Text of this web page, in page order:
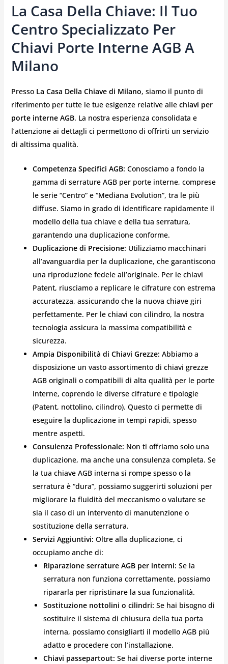
La Casa Della Chiave: Il Tuo
Centro Specializzato Per
Chiavi Porte Interne AGB A
Milano
Presso La Casa Della Chiave di Milano, siamo il punto di
riferimento per tutte le tue esigenze relative alle chiavi per
porte interne AGB. La nostra esperienza consolidata e
l’attenzione ai dettagli ci permettono di offrirti un servizio
di altissima qualità.
Competenza Specifici AGB: Conosciamo a fondo la
gamma di serrature AGB per porte interne, comprese
le serie “Centro” e “Mediana Evolution”, tra le più
diffuse. Siamo in grado di identificare rapidamente il
modello della tua chiave e della tua serratura,
garantendo una duplicazione conforme.
Duplicazione di Precisione: Utilizziamo macchinari
all’avanguardia per la duplicazione, che garantiscono
una riproduzione fedele all’originale. Per le chiavi
Patent, riusciamo a replicare le cifrature con estrema
accuratezza, assicurando che la nuova chiave giri
perfettamente. Per le chiavi con cilindro, la nostra
tecnologia assicura la massima compatibilità e
sicurezza.
Ampia Disponibilità di Chiavi Grezze: Abbiamo a
disposizione un vasto assortimento di chiavi grezze
AGB originali o compatibili di alta qualità per le porte
interne, coprendo le diverse cifrature e tipologie
(Patent, nottolino, cilindro). Questo ci permette di
eseguire la duplicazione in tempi rapidi, spesso
mentre aspetti.
Consulenza Professionale: Non ti offriamo solo una
duplicazione, ma anche una consulenza completa. Se
la tua chiave AGB interna si rompe spesso o la
serratura è “dura”, possiamo suggerirti soluzioni per
migliorare la fluidità del meccanismo o valutare se
sia il caso di un intervento di manutenzione o
sostituzione della serratura.
Servizi Aggiuntivi: Oltre alla duplicazione, ci
occupiamo anche di:
Riparazione serrature AGB per interni: Se la
serratura non funziona correttamente, possiamo
ripararla per ripristinare la sua funzionalità.
Sostituzione nottolini o cilindri: Se hai bisogno di
sostituire il sistema di chiusura della tua porta
interna, possiamo consigliarti il modello AGB più
adatto e procedere con l’installazione.
Chiavi passepartout: Se hai diverse porte interne